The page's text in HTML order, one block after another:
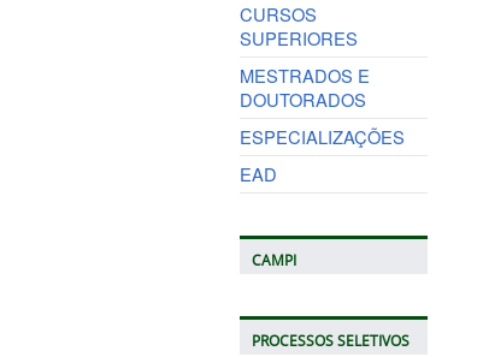
CURSOS
SUPERIORES
MESTRADOS E
DOUTORADOS
ESPECIALIZAÇÕES
EAD
CAMPI
PROCESSOS SELETIVOS